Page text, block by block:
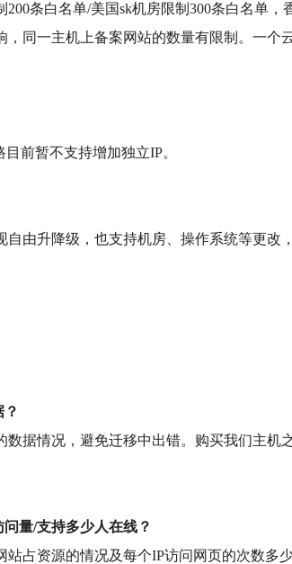
条白名单/美国sk机房限制300条白名单，
同一主机上备案网站的数量有限制。一个
前暂不支持增加独立IP。
由升降级，也支持机房、操作系统等更改，
据情况，避免迁移中出错。购买我们主机
量/支持多少人在线？
占资源的情况及每个IP访问网页的次数多